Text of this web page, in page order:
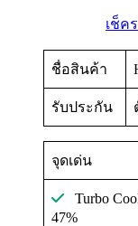
เช็ค
ชื่อสินค้า
รับประกัน
จุดเด่น
Turbo
47%